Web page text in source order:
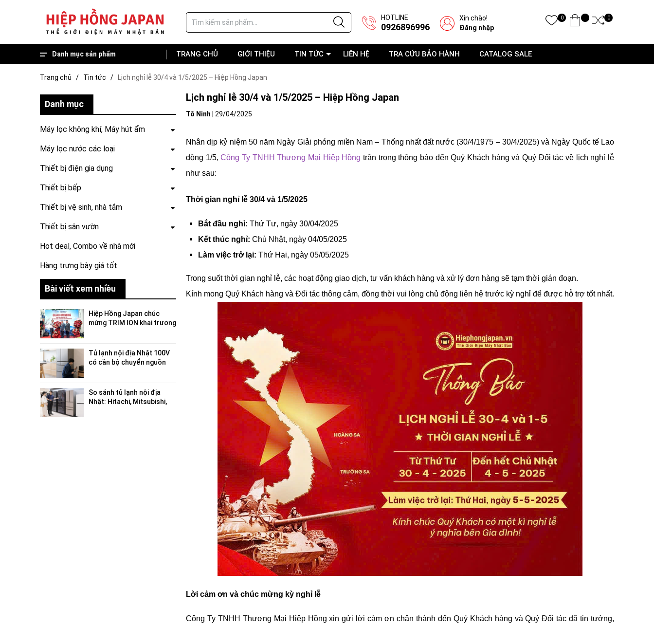
HOTLINE
0926896996
Xin chào!
Đăng nhập
0 0
Danh mục sản phẩm TRANG CHỦ GIỚI THIỆU TIN TỨC LIÊN HỆ TRA CỨU BẢO HÀNH CATALOG SALE
Trang chủ / Tin tức / Lịch nghỉ lễ 30/4 và 1/5/2025 – Hiệp Hồng Japan
Danh mục
Máy lọc không khí, Máy hút ẩm
Máy lọc nước các loại
Thiết bị điện gia dụng
Thiết bị bếp
Thiết bị vệ sinh, nhà tắm
Thiết bị sân vườn
Hot deal, Combo về nhà mới
Hàng trưng bày giá tốt
Bài viết xem nhiều
Hiệp Hồng Japan chúc
mừng TRIM ION khai trương
Việt Nam
Tủ lạnh nội địa Nhật 100V
có cần bộ chuyển nguồn
So sánh tủ lạnh nội địa
Nhật: Hitachi, Mitsubishi,
Lịch nghỉ lễ 30/4 và 1/5/2025 – Hiệp Hồng Japan
Tô Ninh 29/04/2025
Nhân dịp kỷ niệm 50 năm Ngày Giải phóng miền Nam – Thống nhất đất nước (30/4/1975 – 30/4/2025) và Ngày Quốc tế Lao
động 1/5,Công Ty TNHH Thương Mại Hiệp Hồng trân trọng thông báo đến Quý Khách hàng và Quý Đối tác về lịch nghỉ lễ
như sau:
Thời gian nghỉ lễ 30/4 và 1/5/2025
Bắt đầu nghỉ: Thứ Tư, ngày 30/04/2025
Kết thúc nghỉ: Chủ Nhật, ngày 04/05/2025
Làm việc trở lại: Thứ Hai, ngày 05/05/2025
Trong suốt thời gian nghỉ lễ, các hoạt động giao dịch, tư vấn khách hàng và xử lý đơn hàng sẽ tạm thời gián đoạn.
Kính mong Quý Khách hàng và Đối tác thông cảm, đồng thời vui lòng chủ động liên hệ trước kỳ nghỉ để được hỗ trợ tốt nhất.
Lời cảm ơn và chúc mừng kỳ nghỉ lễ
Công Ty TNHH Thương Mại Hiệp Hồng xin gửi lời cảm ơn chân thành đến Quý Khách hàng và Quý Đối tác đã tin tưởng,